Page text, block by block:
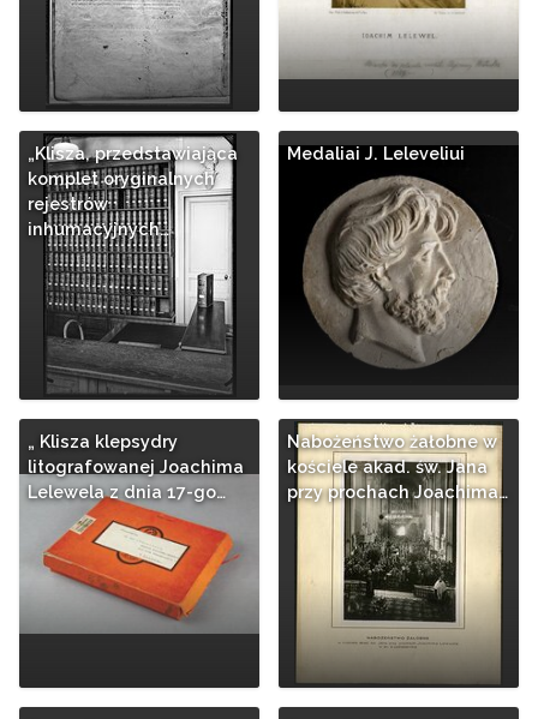
„Klisza, przedstawiająca
komplet oryginalnych
rejestrów
inhumacyjnych…
Medaliai J. Leleveliui
„ Klisza klepsydry
litografowanej Joachima
Lelewela z dnia 17-go…
Nabożeństwo żałobne w
kościele akad. św. Jana
przy prochach Joachima…